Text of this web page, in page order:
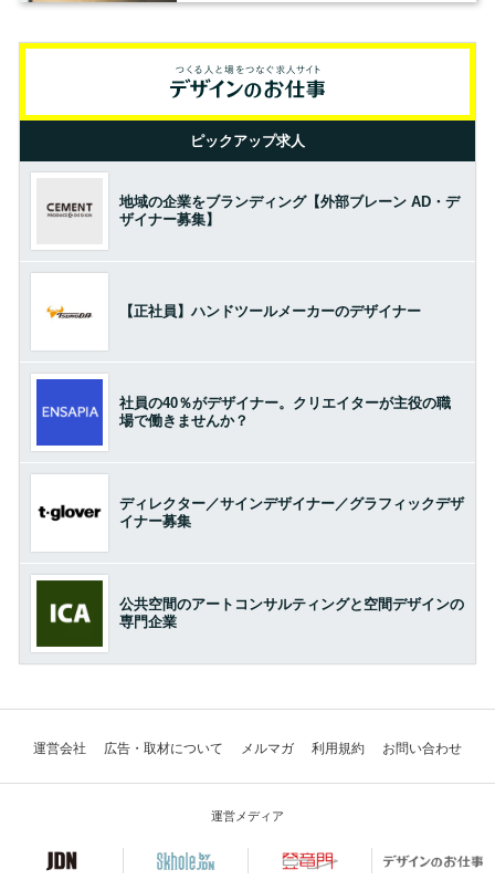
ピックアップ求人
地域の企業をブランディング【外部ブレーン AD・デ
ザイナー募集】
【正社員】ハンドツールメーカーのデザイナー
社員の40％がデザイナー。クリエイターが主役の職
場で働きませんか？
ディレクター／サインデザイナー／グラフィックデザ
イナー募集
公共空間のアートコンサルティングと空間デザインの
専門企業
運営会社 広告・取材について メルマガ 利用規約 お問い合わせ
運営メディア